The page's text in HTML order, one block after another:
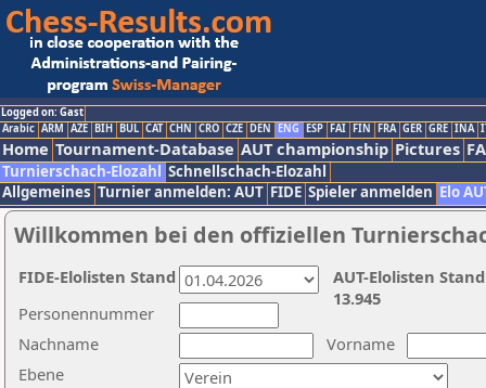
Logged on: Gast
Arabic ARM AZE BIH BUL CAT CHN CRO CZE DEN ENG ESP FAI FIN FRA GER GRE INA
Home Tournament-Database AUT championship Pictures
Turnierschach-Elozahl Schnellschach-Elozahl
Allgemeines Turnier anmelden: AUT FIDE Spieler anmelden Elo
Willkommen bei den offiziellen
Nachname
Vorname
Ebene
Personennummer
AUT-Elolisten
13.945
FIDE-Elolisten Stand